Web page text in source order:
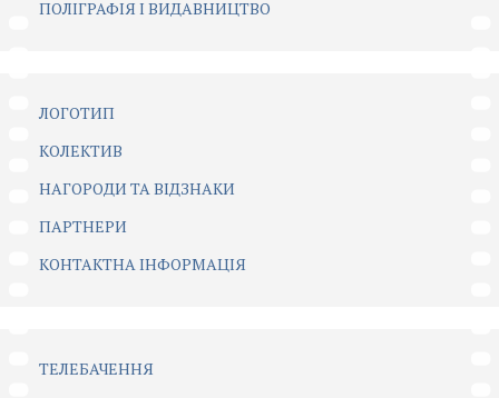
ПОЛІГРАФІЯ І ВИДАВНИЦТВО
ЛОГОТИП
КОЛЕКТИВ
НАГОРОДИ ТА ВІДЗНАКИ
ПАРТНЕРИ
КОНТАКТНА ІНФОРМАЦІЯ
ТЕЛЕБАЧЕННЯ